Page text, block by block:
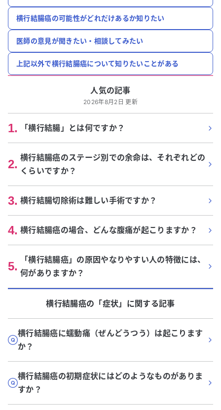
横行結腸癌の可能性がどれだけあるか知りたい
医師の意見が聞きたい・相談してみたい
上記以外で横行結腸癌について知りたいことがある
人気の記事
2026年8月2日 更新
1. 「横行結腸」とは何ですか？
2. 横行結腸癌のステージ別での余命は、それぞれどの
くらいですか？
3. 横行結腸切除術は難しい手術ですか？
4. 横行結腸癌の場合、どんな腹痛が起こりますか？
5.
「横行結腸癌」の原因やなりやすい人の特徴には、
何がありますか？
横行結腸癌の「症状」に関する記事
横行結腸癌に蠕動痛（ぜんどうつう）は起こります
か？
横行結腸癌の初期症状にはどのようなものがありま
すか？